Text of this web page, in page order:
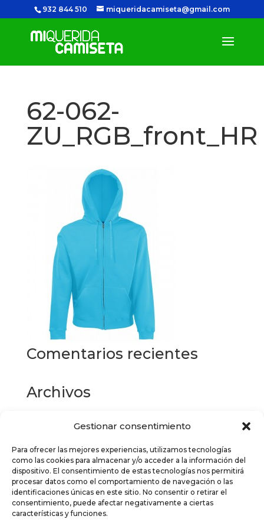
Gestionar consentimiento
Para ofrecer las mejores experiencias, utilizamos tecnologías
como las cookies para almacenar y/o acceder a la información del
dispositivo. El consentimiento de estas tecnologías nos permitirá
procesar datos como el comportamiento de navegación o las
identificaciones únicas en este sitio. No consentir o retirar el
consentimiento, puede afectar negativamente a ciertas
características y funciones.
932 844 510 miqueridacamiseta@gmail.com
62-062-
ZU_RGB_front_HR
Comentarios recientes
Archivos
Categorías
No hay categorías
Meta
Acceder
Feed de entradas